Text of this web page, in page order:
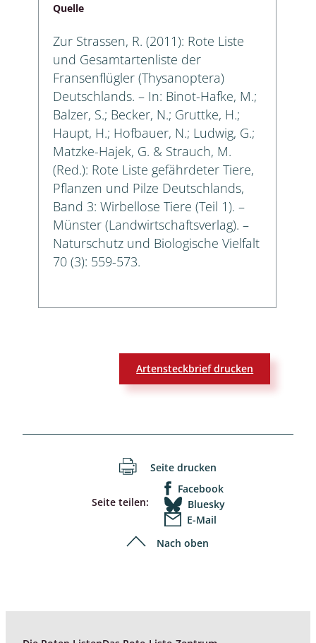
Quelle
Zur Strassen, R. (2011): Rote Liste
und Gesamtartenliste der
Fransenflügler (Thysanoptera)
Deutschlands. – In: Binot-Hafke, M.;
Balzer, S.; Becker, N.; Gruttke, H.;
Haupt, H.; Hofbauer, N.; Ludwig, G.;
Matzke-Hajek, G. & Strauch, M.
(Red.): Rote Liste gefährdeter Tiere,
Pflanzen und Pilze Deutschlands,
Band 3: Wirbellose Tiere (Teil 1). –
Münster (Landwirtschaftsverlag). –
Naturschutz und Biologische Vielfalt
70 (3): 559-573.
Artensteckbrief drucken
Seite drucken
Seite teilen:
Facebook
Bluesky
E-Mail
Nach oben